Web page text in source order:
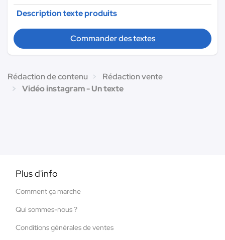
Description texte produits
Commander des textes
Rédaction de contenu
Rédaction vente
Vidéo instagram - Un texte
Plus d'info
Comment ça marche
Qui sommes-nous ?
Conditions générales de ventes